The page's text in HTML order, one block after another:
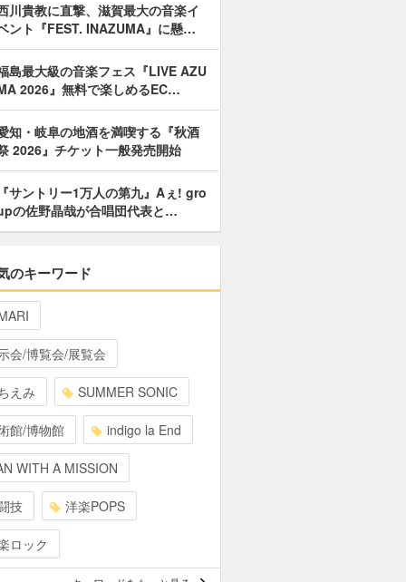
川貴教に直撃、滋賀最大の音楽イ
ント『FEST. INAZUMA』に懸…
島最大級の音楽フェス『LIVE AZU
2026』無料で楽しめるEC…
知・岐阜の地酒を満喫する『秋酒
2026』チケット一般発売開始
『サントリー1万人の第九』Aぇ! gro
の佐野晶哉が合唱団代表と…
のキーワード
会/博覧会/展覧会
えみ SUMMER SONIC
館/博物館 indigo la End
WITH A MISSION
技 洋楽POPS
ロック